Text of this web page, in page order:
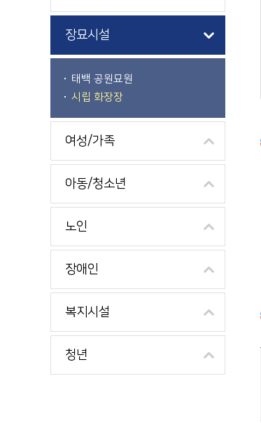
장묘시설
태백 공원묘원
시립 화장장
여성/가족
아동/청소년
노인
장애인
복지시설
청년